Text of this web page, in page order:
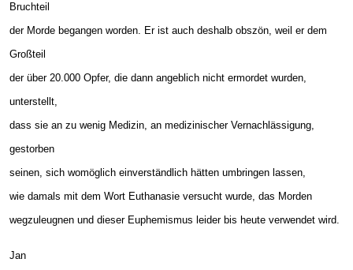
Bruchteil
der Morde begangen worden. Er ist auch deshalb obszön, weil er dem
Großteil
der über 20.000 Opfer, die dann angeblich nicht ermordet wurden,
unterstellt,
dass sie an zu wenig Medizin, an medizinischer Vernachlässigung,
gestorben
seinen, sich womöglich einverständlich hätten umbringen lassen,
wie damals mit dem Wort Euthanasie versucht wurde, das Morden
wegzuleugnen und dieser Euphemismus leider bis heute verwendet wird.
Jan